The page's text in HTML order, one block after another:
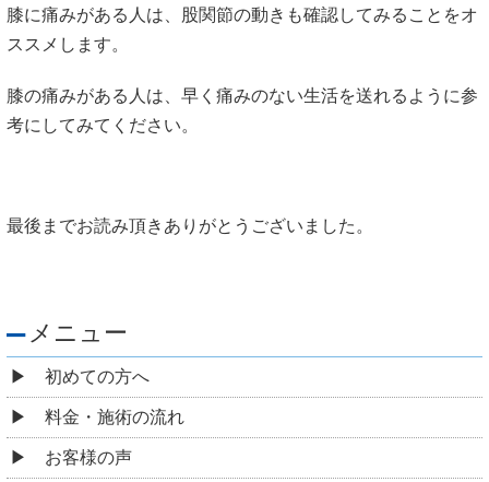
膝に痛みがある人は、股関節の動きも確認してみることをオ
ススメします。
膝の痛みがある人は、早く痛みのない生活を送れるように参
考にしてみてください。
最後までお読み頂きありがとうございました。
メニュー
初めての方へ
料金・施術の流れ
お客様の声